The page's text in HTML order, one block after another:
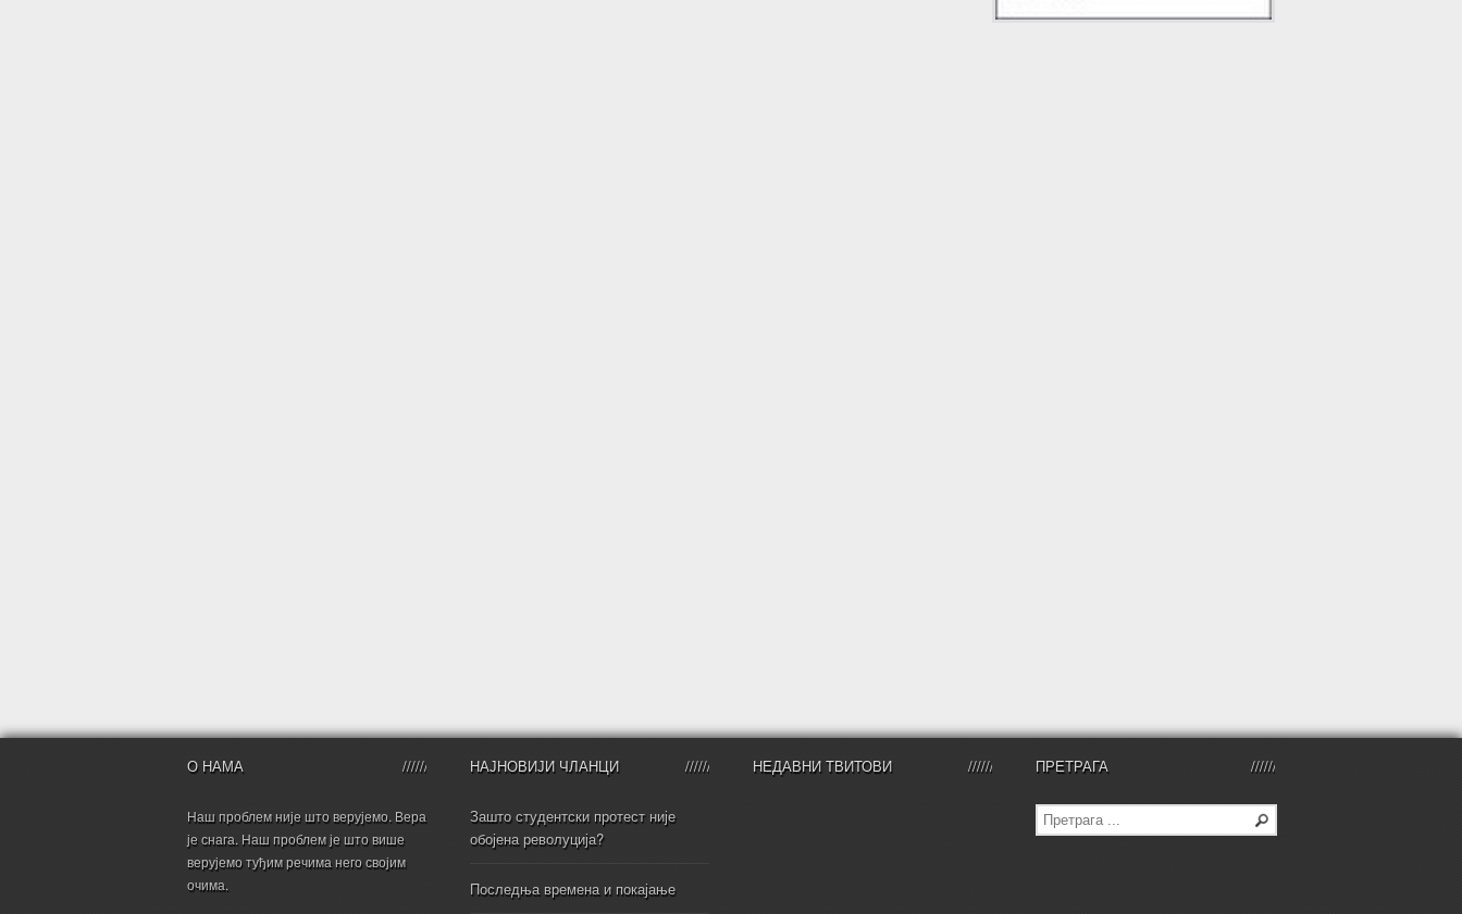
О НАМА
Наш проблем није што верујемо. Вера
је снага. Наш проблем је што више
верујемо туђим речима него својим
очима.
НАЈНОВИЈИ ЧЛАНЦИ
Зашто студентски протест није
обојена револуција?
Последња времена и покајање
НЕДАВНИ ТВИТОВИ ПРЕТРАГА